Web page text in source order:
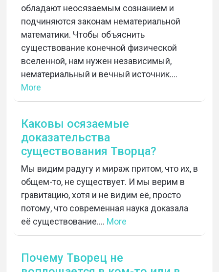
обладают неосязаемым сознанием и
подчиняются законам нематериальной
математики. Чтобы объяснить
существование конечной физической
вселенной, нам нужен независимый,
нематериальный и вечный источник....
More
Каковы осязаемые
доказательства
существования Творца?
Мы видим радугу и мираж притом, что их, в
общем-то, не существует. И мы верим в
гравитацию, хотя и не видим её, просто
потому, что современная наука доказала
её существование.... More
Почему Творец не